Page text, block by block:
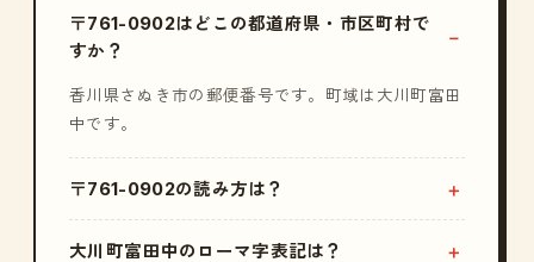
〒761-0902はどこの都道府県・市区町村で
すか？
香川県さぬき市の郵便番号です。町域は大川町富田
中です。
〒761-0902の読み方は？
大川町富田中のローマ字表記は？